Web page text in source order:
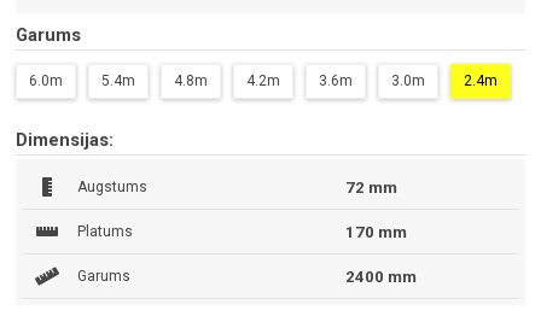
Garums
6.0m 5.4m 4.8m 4.2m 3.6m 3.0m 2.4m
Dimensijas:
Augstums 72 mm
Platums 170 mm
Garums 2400 mm